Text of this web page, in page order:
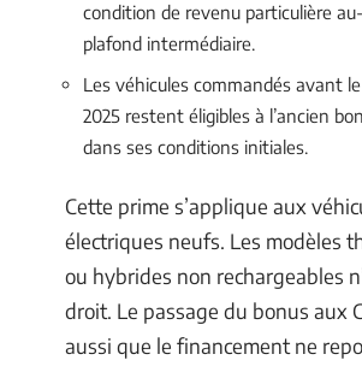
condition de revenu particulière
plafond intermédiaire.
Les véhicules commandés avant
2025 restent éligibles à l’ancien
dans ses conditions initiales.
Cette prime s’applique aux
électriques neufs. Les modèles
ou hybrides non rechargeables
droit. Le passage du bonus aux
aussi que le financement ne